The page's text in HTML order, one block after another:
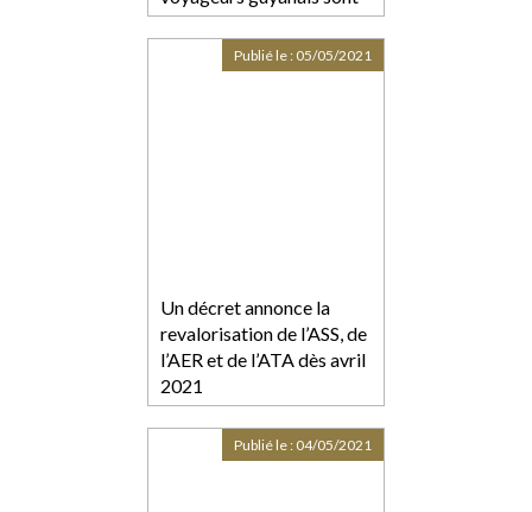
traités comme "des
délinquants sanitaires"
Un décret annonce la
revalorisation de l’ASS, de
l’AER et de l’ATA dès avril
2021
Publié le : 05/05/2021
Publié le : 04/05/2021